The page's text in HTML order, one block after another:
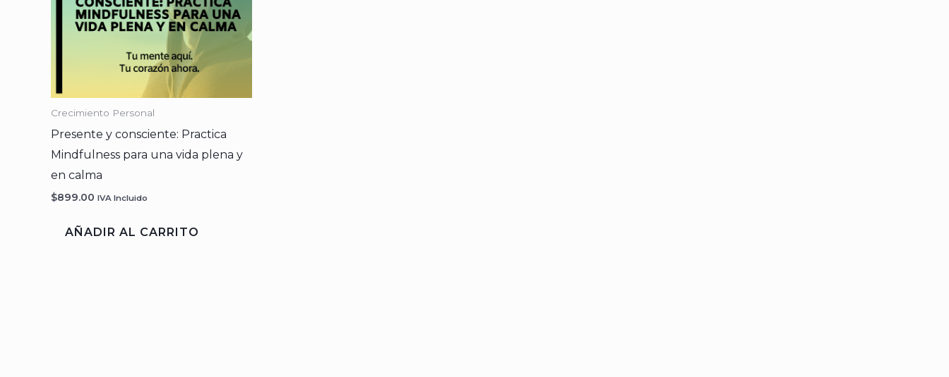
Crecimiento Personal
Presente y consciente: Practica
Mindfulness para una vida plena y
en calma
$899.00 IVA Incluido
AÑADIR AL CARRITO